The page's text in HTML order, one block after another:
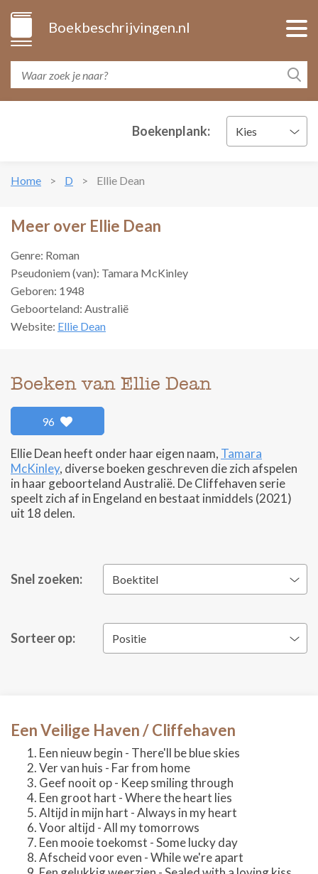
Boekbeschrijvingen.nl
Boekenplank: Kies
Home D Ellie Dean
Meer over Ellie Dean
Genre: Roman
Pseudoniem (van): Tamara McKinley
Geboren: 1948
Geboorteland: Australië
Website: Ellie Dean
Boeken van Ellie Dean
96
Ellie Dean heeft onder haar eigen naam, Tamara
McKinley, diverse boeken geschreven die zich afspelen
in haar geboorteland Australië. De Cliffehaven serie
speelt zich af in Engeland en bestaat inmiddels (2021)
uit 18 delen.
Snel zoeken: Boektitel
Sorteer op: Positie
Een Veilige Haven / Cliffehaven
Een nieuw begin - There'll be blue skies
Ver van huis - Far from home
Geef nooit op - Keep smiling through
Een groot hart - Where the heart lies
Altijd in mijn hart - Always in my heart
Voor altijd - All my tomorrows
Een mooie toekomst - Some lucky day
Afscheid voor even - While we're apart